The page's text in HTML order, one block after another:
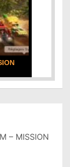
– MISSION